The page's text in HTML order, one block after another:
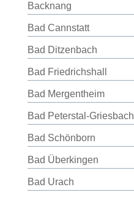
Backnang
Bad Cannstatt
Bad Ditzenbach
Bad Friedrichshall
Bad Mergentheim
Bad Peterstal-Griesbach
Bad Schönborn
Bad Überkingen
Bad Urach